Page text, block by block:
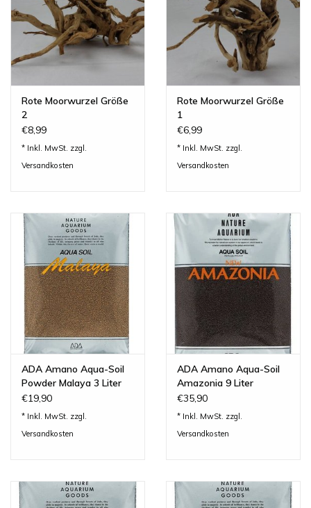
Rote Moorwurzel Größe
2
€8,99
* Inkl. MwSt. zzgl.
Versandkosten
Rote Moorwurzel Größe
1
€6,99
* Inkl. MwSt. zzgl.
Versandkosten
ADA Amano Aqua-Soil
Powder Malaya 3 Liter
€19,90
* Inkl. MwSt. zzgl.
Versandkosten
ADA Amano Aqua-Soil
Amazonia 9 Liter
€35,90
* Inkl. MwSt. zzgl.
Versandkosten